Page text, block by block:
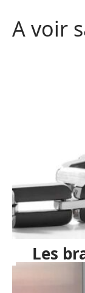
A voir
Les